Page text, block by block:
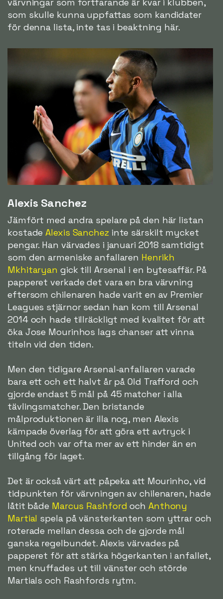
som skulle kunna uppfattas som kandidater
för denna lista, inte tas i beaktning här.
Alexis Sanchez
Jämfört med andra spelare på den här listan
kostadeAlexis Sanchezinte särskilt mycket
pengar. Han värvades i januari 2018 samtidigt
som den armeniske anfallaren Henrikh
Mkhitaryan gick till Arsenal i en bytesaffär. På
papperet verkade det vara en bra värvning
eftersom chilenaren hade varit en av Premier
Leagues stjärnor sedan han kom till Arsenal
2014 och hade tillräckligt med kvalitet för att
öka Jose Mourinhos lags chanser att vinna
titeln vid den tiden.
Men den tidigare Arsenal-anfallaren varade
bara ett och ett halvt år på Old Trafford och
gjorde endast 5 mål på 45 matcher i alla
tävlingsmatcher. Den bristande
målproduktionen är illa nog, men Alexis
kämpade överlag för att göra ett avtryck i
United och var ofta mer av ett hinder än en
tillgång för laget.
Det är också värt att påpeka att Mourinho, vid
tidpunkten för värvningen av chilenaren, hade
låtit både Marcus Rashford och Anthony
Martial spela på vänsterkanten som yttrar och
roterade mellan dessa och de gjorde mål
ganska regelbundet. Alexis värvades på
papperet för att stärka högerkanten i anfallet,
men knuffades ut till vänster och störde
Martials och Rashfords rytm.